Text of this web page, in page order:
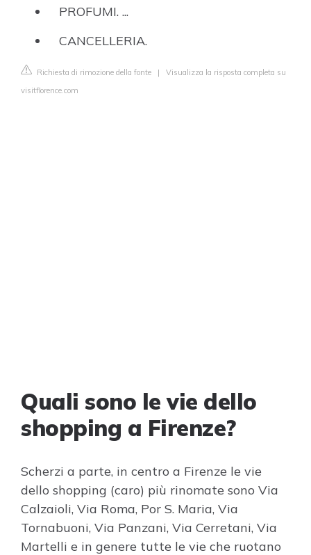
PROFUMI. ...
CANCELLERIA.
Richiesta di rimozione della fonte | Visualizza la risposta completa su
visitflorence.com
Quali sono le vie dello
shopping a Firenze?
Scherzi a parte, in centro a Firenze le vie
dello shopping (caro) più rinomate sono Via
Calzaioli, Via Roma, Por S. Maria, Via
Tornabuoni, Via Panzani, Via Cerretani, Via
Martelli e in genere tutte le vie che ruotano